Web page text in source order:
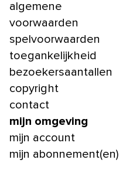
algemene
voorwaarden
spelvoorwaarden
toegankelijkheid
bezoekersaantallen
copyright
contact
mijn omgeving
mijn account
mijn abonnement(en)